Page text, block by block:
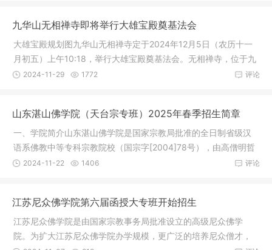
九华山无相禅寺即将举行大雄宝殿奠基法会
大雄宝殿规划图九华山无相禅寺定于2024年12月5日（农历十一
月初五）上午10:18，举行大雄宝殿奠基法会。无相禅寺，位于九
华山风景
评论
2024-11-29 1772
山东湛山佛学院（天台宗专班）2025年春季招生简章
一、学院简介山东湛山佛学院是国家宗教局批准的全日制省级汉
语系佛教中等专科宗教院校（国宗字[2004]78号），由高僧明哲
长老主持
评论
2024-11-22 1406
江苏尼众佛学院第六届函授大专班开始招生
江苏尼众佛学院是由国家宗教事务局批准设立的高级尼众佛学
院。为扩大江苏尼众佛学院办学规模，更广泛的培养尼众僧才，